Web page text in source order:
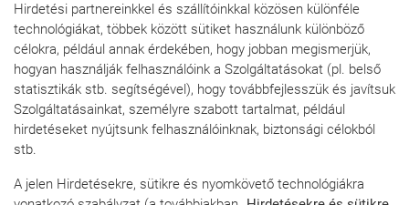
Hirdetési partnereinkkel és szállítóinkkal közösen különféle
technológiákat, többek között sütiket használunk különböző
célokra, például annak érdekében, hogy jobban megismerjük,
hogyan használják felhasználóink a Szolgáltatásokat (pl. belső
statisztikák stb. segítségével), hogy továbbfejlesszük és javítsuk
Szolgáltatásainkat, személyre szabott tartalmat, például
hirdetéseket nyújtsunk felhasználóinknak, biztonsági célokból
stb.
A jelen Hirdetésekre, sütikre és nyomkövető technológiákra